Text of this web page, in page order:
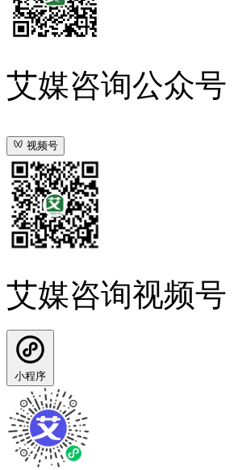
艾媒咨询公众号
视频号
艾媒咨询视频号
小程序